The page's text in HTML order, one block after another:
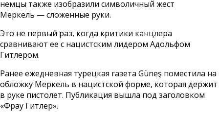
немцы также изобразили символичный жест
Меркель — сложенные руки.
Это не первый раз, когда критики канцлера
сравнивают ее с нацистским лидером Адольфом
Гитлером.
Ранее ежедневная турецкая газета Güneş поместила на
обложку Меркель в нацистской форме, которая держит
в руке пистолет. Публикация вышла под заголовком
«Фрау Гитлер».